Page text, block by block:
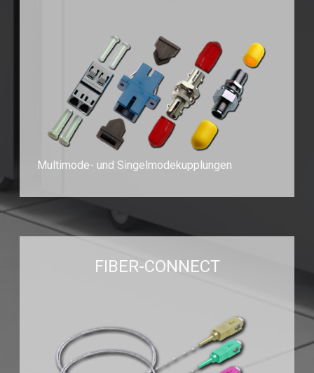
Multimode- und Singelmodekupplungen
FIBER-CONNECT